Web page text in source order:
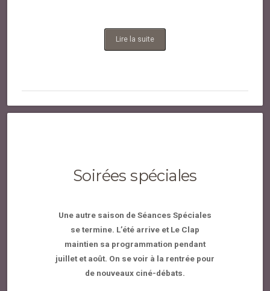
Lire la suite
Soirées spéciales
Une autre saison de Séances Spéciales
se termine. L’été arrive et Le Clap
maintien sa programmation pendant
juillet et août. On se voir à la rentrée pour
de nouveaux ciné-débats.